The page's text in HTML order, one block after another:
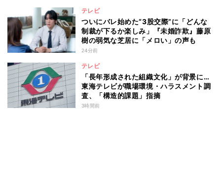
テレビ
ついにバレ始めた“3股交際”に「どんな
制裁が下るか楽しみ」『未婚詐欺』藤原
樹の弱気な芝居に「メロい」の声も
24分前
テレビ
「長年形成された組織文化」が背景に…
東海テレビが職場環境・ハラスメント調
査、「構造的課題」指摘
3時間前